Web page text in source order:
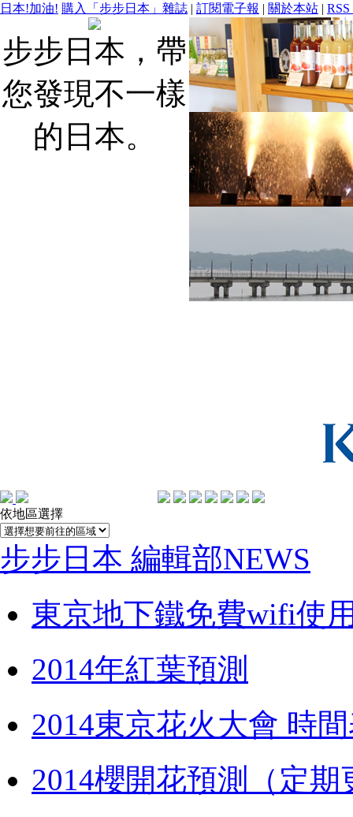
日本!加油! 購入「步步日本」雜誌 | 訂閱電子報 | 關於本站 | RSS
步步日本，帶
您發現不一樣
的日本。
依地區選擇
步步日本 編輯部NEWS
東京地下鐵免費wifi使
2014年紅葉預測
2014東京花火大會 時
2014櫻開花預測（定期